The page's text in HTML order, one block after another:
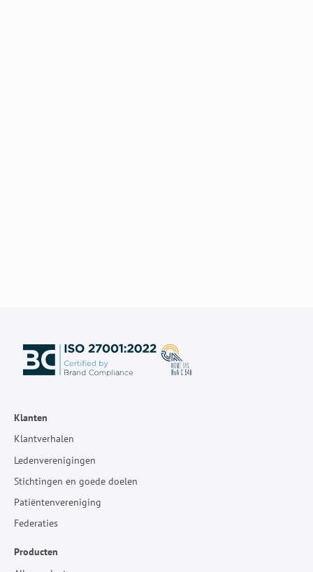
Klanten
Klantverhalen
Ledenverenigingen
Stichtingen en goede doelen
Patiëntenvereniging
Federaties
Producten